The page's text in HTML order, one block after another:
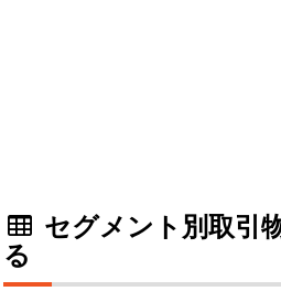
セグメント別取引
る